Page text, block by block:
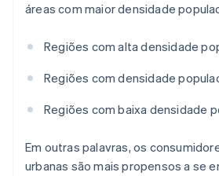
áreas com maior densidade
Regiões com alta densidade
Regiões com densidade
Regiões com baixa densidade
Em outras palavras, os
urbanas são mais propensos a se